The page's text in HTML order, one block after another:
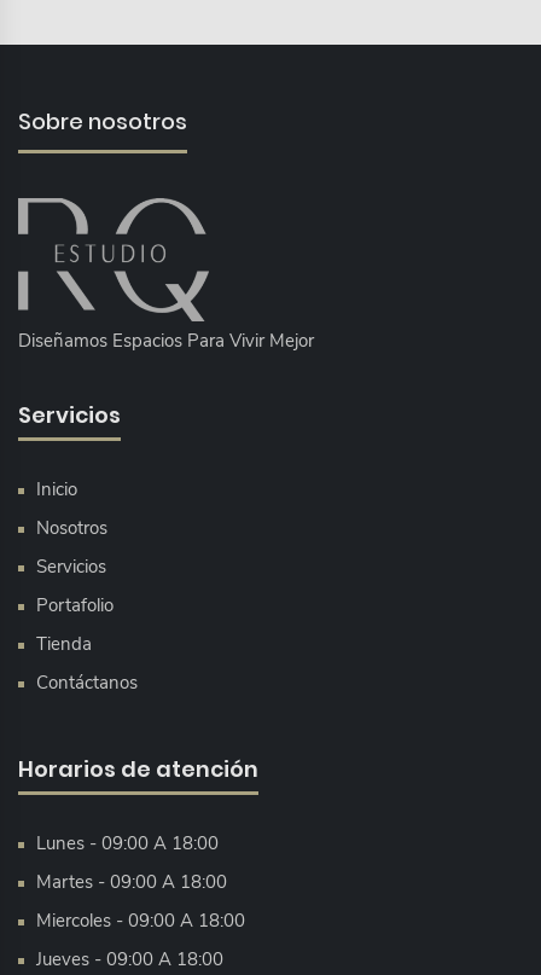
Sobre nosotros
Diseñamos Espacios Para Vivir Mejor
Servicios
Inicio
Nosotros
Servicios
Portafolio
Tienda
Contáctanos
Horarios de atención
Lunes - 09:00 A 18:00
Martes - 09:00 A 18:00
Miercoles - 09:00 A 18:00
Jueves - 09:00 A 18:00